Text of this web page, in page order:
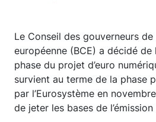
Le Conseil des gouverneurs
européenne (BCE) a décidé
phase du projet d’euro
survient au terme de la phase
par l’Eurosystème en
de jeter les bases de l’émission